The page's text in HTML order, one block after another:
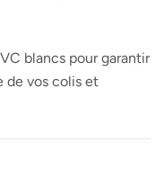
blancs pour garantir
de vos colis et